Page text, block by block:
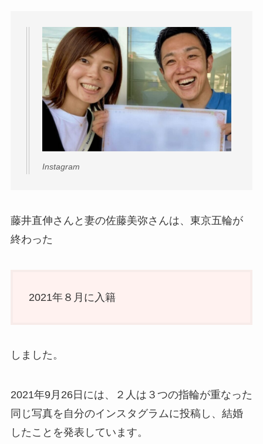
Instagram
藤井直伸さんと妻の佐藤美弥さんは、東京五輪が
終わった
2021年８月に入籍
しました。
2021年9月26日には、２人は３つの指輪が重なった
同じ写真を自分のインスタグラムに投稿し、結婚
したことを発表しています。